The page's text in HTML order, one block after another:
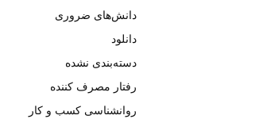
دانش‌های ضروری
دانلود
دسته‌بندی نشده
رفتار مصرف کننده
روانشناسی کسب و کار